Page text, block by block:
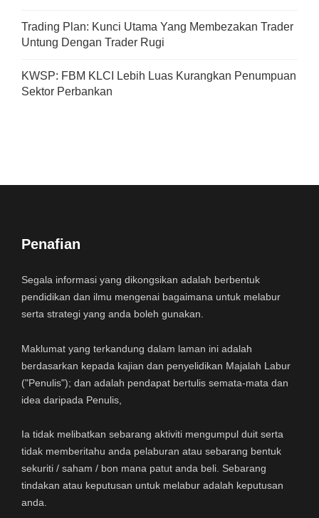
Trading Plan: Kunci Utama Yang Membezakan Trader
Untung Dengan Trader Rugi
KWSP: FBM KLCI Lebih Luas Kurangkan Penumpuan
Sektor Perbankan
Penafian
Segala informasi yang dikongsikan adalah berbentuk
pendidikan dan ilmu mengenai bagaimana untuk melabur
serta strategi yang anda boleh gunakan.
Maklumat yang terkandung dalam laman ini adalah
berdasarkan kepada kajian dan penyelidikan Majalah Labur
("Penulis"); dan adalah pendapat bertulis semata-mata dan
idea daripada Penulis,
Ia tidak melibatkan sebarang aktiviti mengumpul duit serta
tidak memberitahu anda pelaburan atau sebarang bentuk
sekuriti / saham / bon mana patut anda beli. Sebarang
tindakan atau keputusan untuk melabur adalah keputusan
anda.